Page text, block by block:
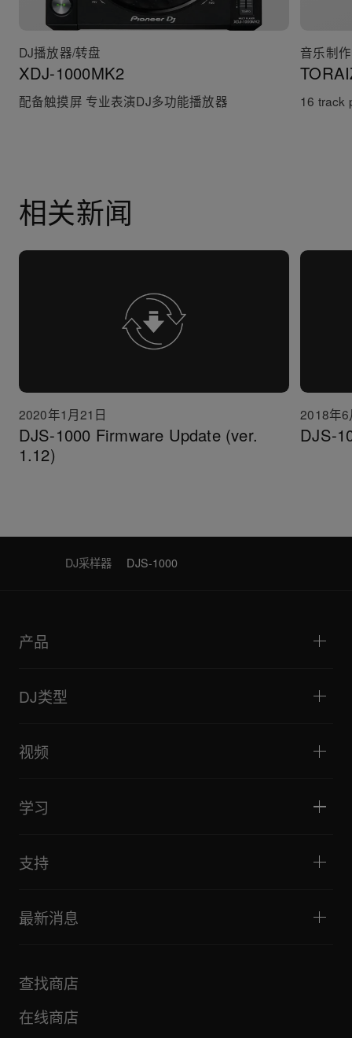
DJ播放器/转盘
XDJ-1000MK2
配备触摸屏 专业表演DJ多功能播放器
音乐制作
16 track
相关新闻
2020年1月21日
DJS-1000 Firmware Update (ver.
1.12)
2018年
DJS-
DJ采样器 DJS-1000
产品
DJ混音器
一体化DJ系统
DJ采样器
DJ效果器
监听扬声器
便携式DJ扬声器
DJ类型
直播
酒吧与小型场地
唱盘主义与对决
音乐制作
视频
教程
技巧和窍门
文化
纪录片
学习
推荐给 Hip Hop DJ 的设备
Bridge Blog Tips
支持
探索 Support Gateway
下载（固件、驱动程序等）
FAQ
社区论坛
维护、维修、保修
最新消息
公司
其他
全部新闻
查找商店
在线商店